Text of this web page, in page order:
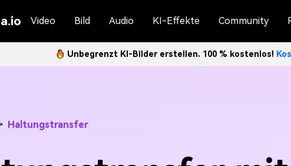
Video Bild Audio KI-Effekte Community
Unbegrenzt KI-Bilder erstellen. 100 % kostenlos!
Haltungstransfer